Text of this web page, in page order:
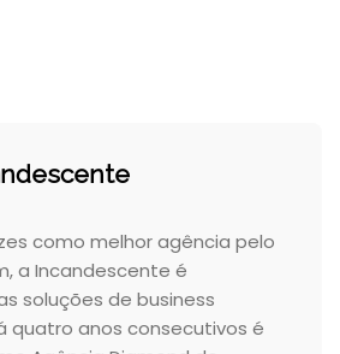
como melhor agência pelo
a Incandescente é
soluções de business
quatro anos consecutivos é